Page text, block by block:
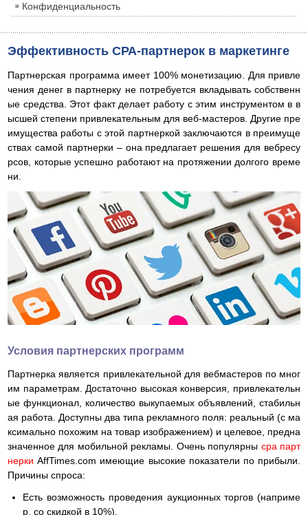
Конфиденциальность
Эффективность СРА-партнерок в маркетинге
Партнерская программа имеет 100% монетизацию. Для привле
чения денег в партнерку не потребуется вкладывать собственн
ые средства. Этот факт делает работу с этим инструментом в в
ысшей степени привлекательным для веб-мастеров. Другие пре
имущества работы с этой партнеркой заключаются в преимуще
ствах самой партнерки – она предлагает решения для вебресу
рсов, которые успешно работают на протяжении долгого време
ни.
Условия партнерских программ
Партнерка является привлекательной для вебмастеров по мног
им параметрам. Достаточно высокая конверсия, привлекательн
ые функционал, количество выкупаемых объявлений, стабильн
ая работа. Доступны два типа рекламного поля: реальный (с ма
ксимально похожим на товар изображением) и целевое, предна
значенное для мобильной рекламы. Очень популярны cpa парт
нерки AffTimes.com имеющие высокие показатели по прибыли.
Причины спроса:
Есть возможность проведения аукционных торгов (наприме
р, со скидкой в 10%).